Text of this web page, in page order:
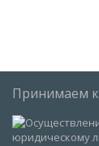
Принимаем